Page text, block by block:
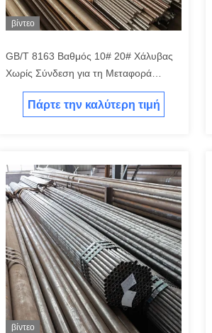
βίντεο
GB/T 8163 Βαθμός 10# 20# Χάλυβας
Χωρίς Σύνδεση για τη Μεταφορά
υγρού
Πάρτε την καλύτερη τιμή
βίντεο